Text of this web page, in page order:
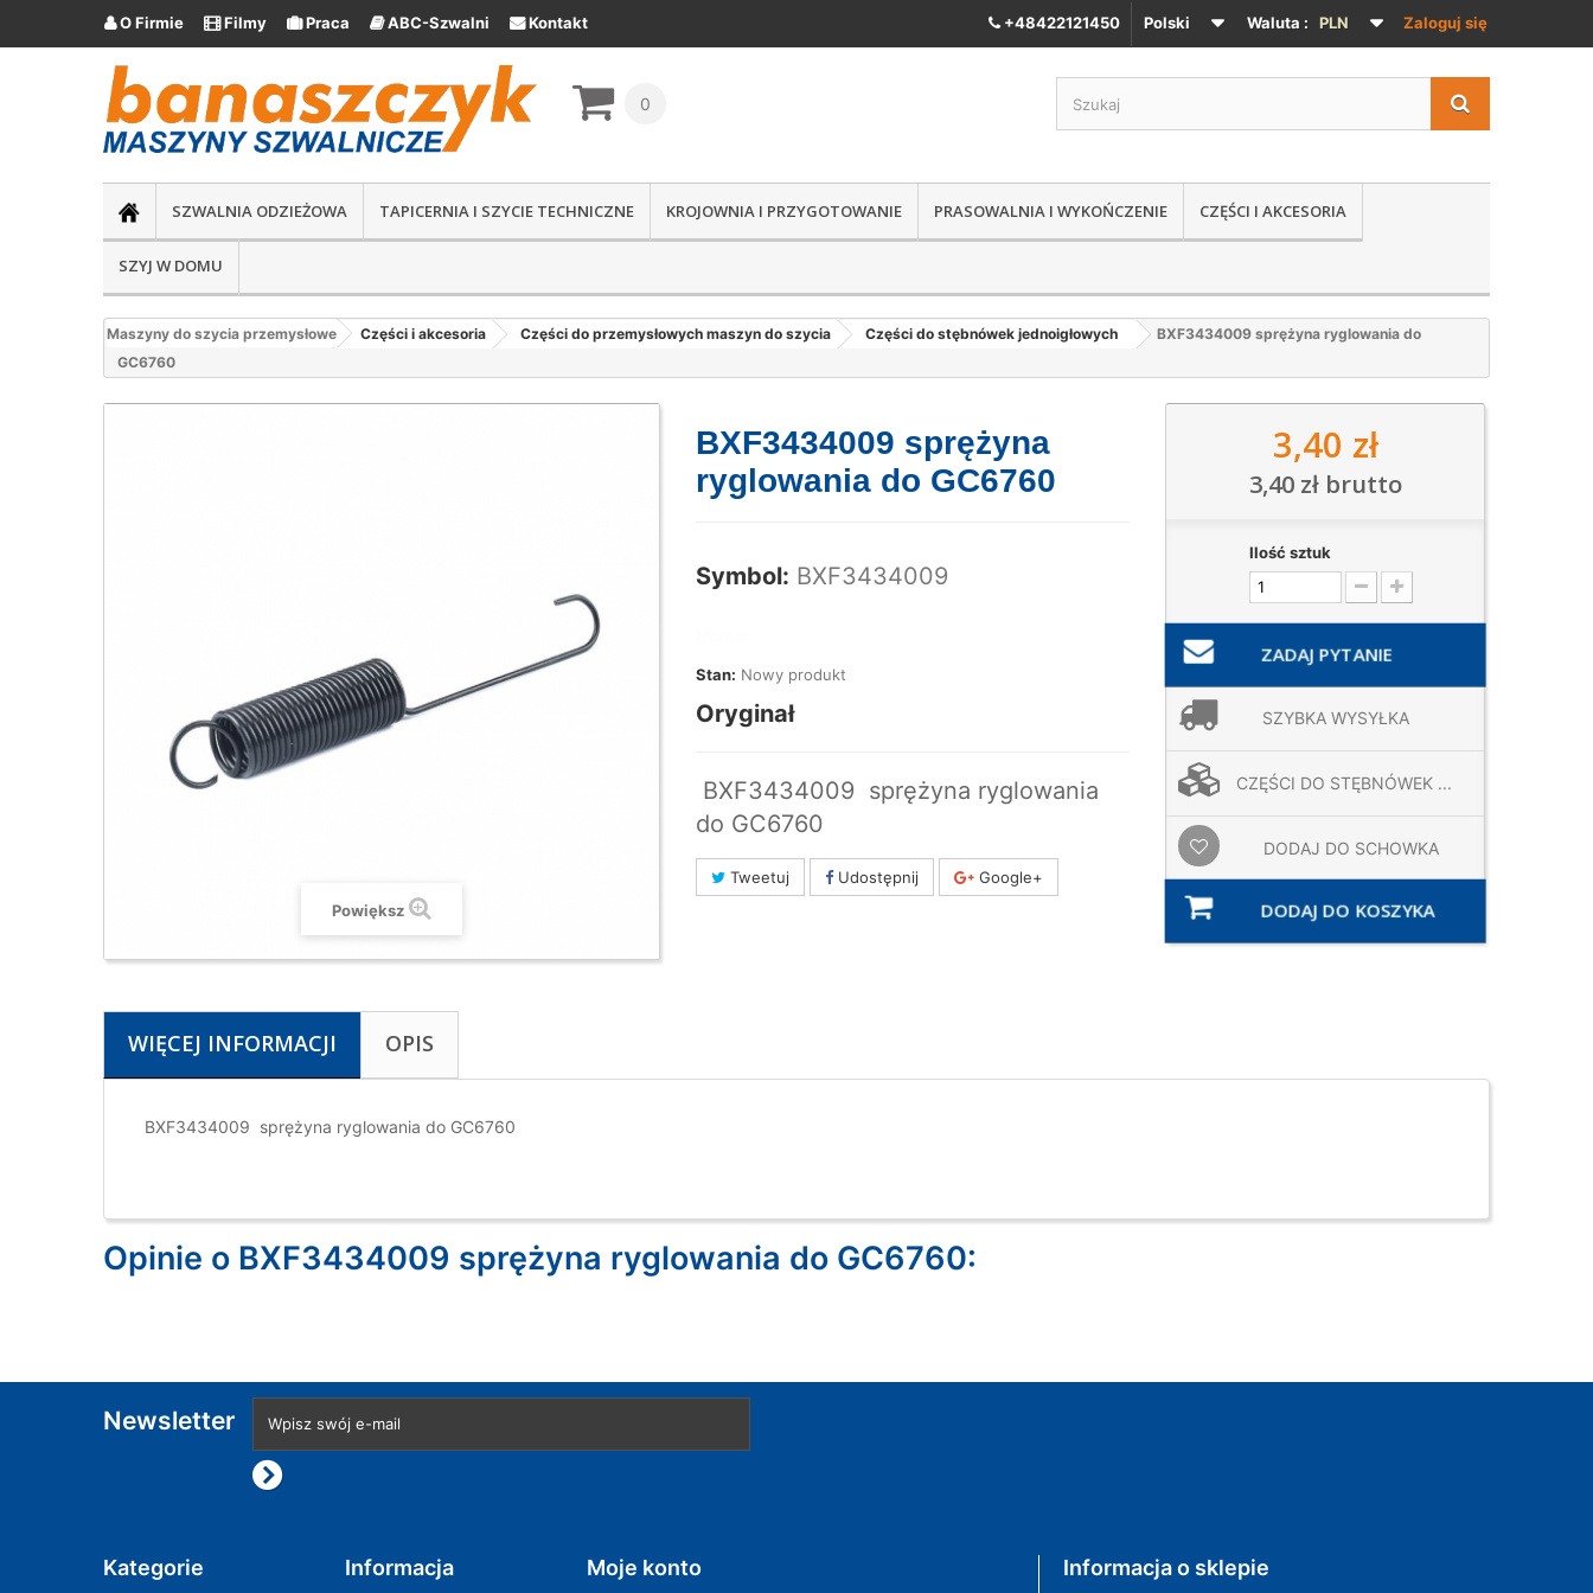
Zaloguj się
Waluta : PLN
Polski
O Firmie Filmy Praca ABC-Szwalni Kontakt +48422121450
0
SZWALNIA ODZIEŻOWA TAPICERNIA I SZYCIE TECHNICZNE KROJOWNIA I PRZYGOTOWANIE PRASOWALNIA I WYKOŃCZENIE CZĘŚCI I AKCESORIA
SZYJ W DOMU
Maszyny do szycia przemysłowe Części i akcesoria Części do przemysłowych maszyn do szycia Części do stębnówek jednoigłowych
BXF3434009 sprężyna ryglowania do
GC6760
Powiększ
BXF3434009 sprężyna
ryglowania do GC6760
Symbol: BXF3434009
Stan: Nowy produkt
Oryginał
BXF3434009 sprężyna ryglowania
do GC6760
Tweetuj Udostępnij Google+
3,40 zł
3,40 złbrutto
Ilość sztuk
ZADAJ PYTANIE
SZYBKA WYSYŁKA
CZĘŚCI DO STĘBNÓWEK ...
DODAJ DO SCHOWKA
DODAJ DO KOSZYKA
WIĘCEJ INFORMACJI OPIS
BXF3434009 sprężyna ryglowania do GC6760
Opinie o BXF3434009 sprężyna ryglowania do GC6760:
Newsletter
Kategorie Informacja Moje konto Informacja o sklepie